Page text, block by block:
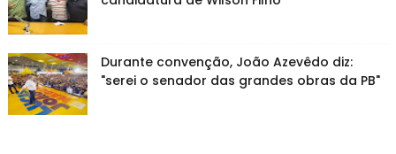
Durante convenção, João Azevêdo diz:
"serei o senador das grandes obras da PB"